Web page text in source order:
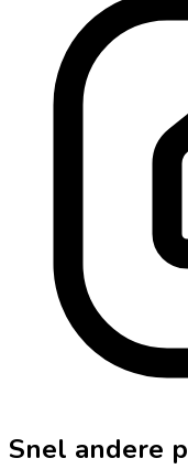
Snel andere